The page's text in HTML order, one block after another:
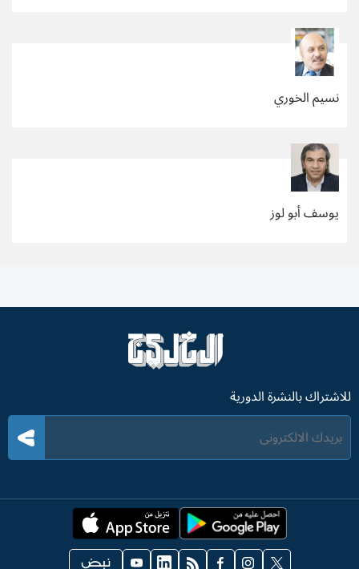
نسيم الخوري
يوسف أبو لوز
للاشتراك بالنشرة الدورية